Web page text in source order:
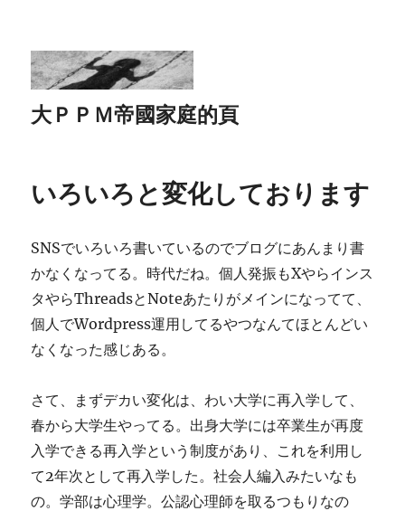
大ＰＰＭ帝國家庭的頁
いろいろと変化しております
SNSでいろいろ書いているのでブログにあんまり書
かなくなってる。時代だね。個人発振もXやらインス
タやらThreadsとNoteあたりがメインになってて、
個人でWordpress運用してるやつなんてほとんどい
なくなった感じある。
さて、まずデカい変化は、わい大学に再入学して、
春から大学生やってる。出身大学には卒業生が再度
入学できる再入学という制度があり、これを利用し
て2年次として再入学した。社会人編入みたいなも
の。学部は心理学。公認心理師を取るつもりなの